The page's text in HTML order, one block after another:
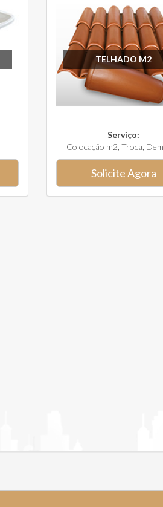
TELHADO M2
Serviço:
Colocação m2, Troca,
Solicite Agora